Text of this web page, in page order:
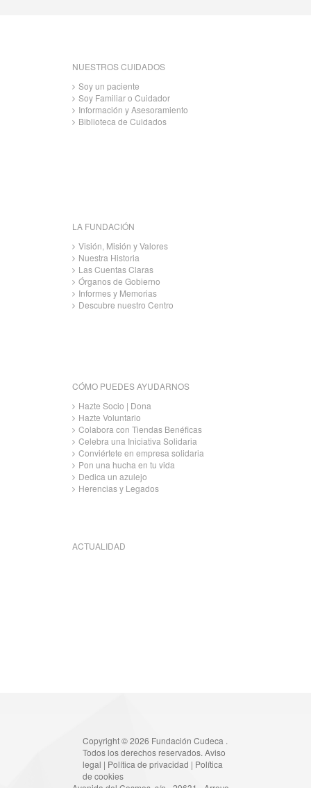
NUESTROS CUIDADOS
Soy un paciente
Soy Familiar o Cuidador
Información y Asesoramiento
Biblioteca de Cuidados
LA FUNDACIÓN
Visión, Misión y Valores
Nuestra Historia
Las Cuentas Claras
Órganos de Gobierno
Informes y Memorias
Descubre nuestro Centro
CÓMO PUEDES AYUDARNOS
Hazte Socio | Dona
Hazte Voluntario
Colabora con Tiendas Benéficas
Celebra una Iniciativa Solidaria
Conviértete en empresa solidaria
Pon una hucha en tu vida
Dedica un azulejo
Herencias y Legados
ACTUALIDAD
Copyright © 2026 Fundación Cudeca .
Todos los derechos reservados. Aviso
legal | Política de privacidad | Política
de cookies